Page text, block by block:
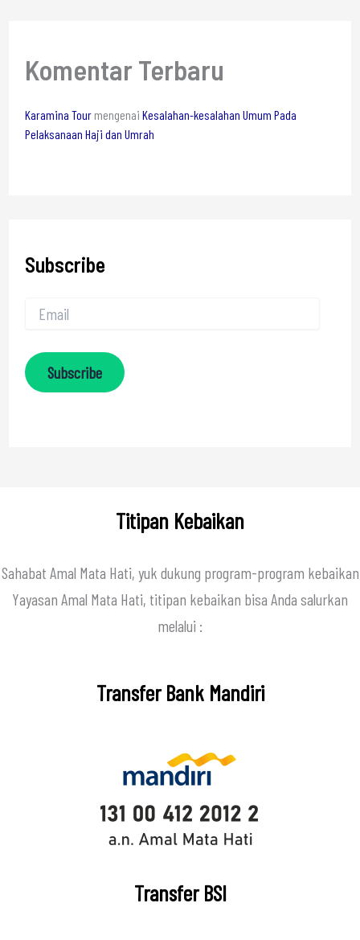
Komentar Terbaru
Karamina Tourmengenai Kesalahan-kesalahan Umum Pada
Pelaksanaan Haji dan Umrah
Subscribe
Subscribe
Titipan Kebaikan
Sahabat Amal Mata Hati, yuk dukung program-program kebaikan
Yayasan Amal Mata Hati, titipan kebaikan bisa Anda salurkan
melalui :
Transfer Bank Mandiri
Transfer BSI